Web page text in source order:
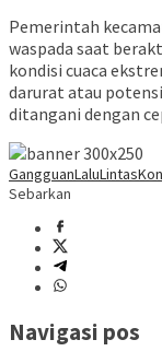
Pemerintah
waspada saat
kondisi cuaca
darurat atau
ditangani dengan
GangguanLaluLintas
Sebarkan
Navigasi pos